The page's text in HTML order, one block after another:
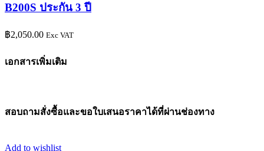
B200S ประกัน 3 ปี
฿2,050.00 Exc VAT
เอกสารเพิ่มเติม
สอบถามสั่งซื้อและขอใบเสนอราคาได้ที่ผ่านช่องทาง
Add to wishlist